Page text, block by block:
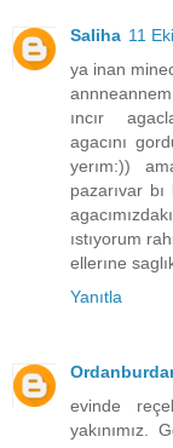
Saliha 11
ya inan
ıncır
agacını
yerım:))
pazarıvar
ıstıyorum
ellerıne
Yanıtla
evinde
yakınımız.